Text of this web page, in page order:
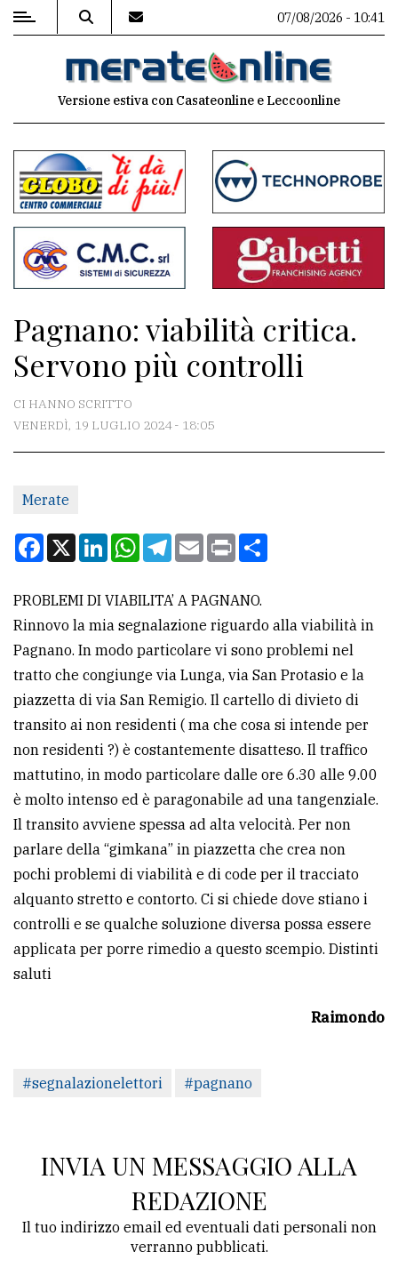
MENU
commenti
Contenuti
del
sito
Associazioni
Meteo
redazione
Scrivici
la
tua
pubblicità
CERCA
Cerca
per
comune
Ricerca
avanzata
ALTRE
TESTATE
PRIVACY
Cookie
07/08/2026 - 10:41
Versione estiva con Casateonline e Leccoonline
Pagnano: viabilità critica.
Servono più controlli
CI HANNO SCRITTO
VENERDÌ, 19 LUGLIO 2024 - 18:05
Merate
Facebook
X LinkedInWhatsApp
Telegram
EmailPrint
PROBLEMI DI VIABILITA’ A PAGNANO.
Rinnovo la mia segnalazione riguardo alla viabilità in
Pagnano. In modo particolare vi sono problemi nel
tratto che congiunge via Lunga, via San Protasio e la
piazzetta di via San Remigio. Il cartello di divieto di
transito ai non residenti ( ma che cosa si intende per
non residenti ?) è costantemente disatteso. Il traffico
mattutino, in modo particolare dalle ore 6.30 alle 9.00
è molto intenso ed è paragonabile ad una tangenziale.
Il transito avviene spessa ad alta velocità. Per non
parlare della “gimkana” in piazzetta che crea non
pochi problemi di viabilità e di code per il tracciato
alquanto stretto e contorto. Ci si chiede dove stiano i
controlli e se qualche soluzione diversa possa essere
applicata per porre rimedio a questo scempio. Distinti
saluti
Raimondo
#segnalazionelettori #pagnano
INVIA UN MESSAGGIO ALLA
REDAZIONE
Il tuo indirizzo email ed eventuali dati personali non
verranno pubblicati.